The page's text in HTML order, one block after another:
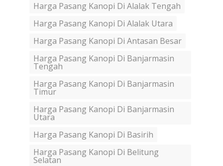
Harga Pasang Kanopi Di Alalak Tengah
Harga Pasang Kanopi Di Alalak Utara
Harga Pasang Kanopi Di Antasan Besar
Harga Pasang Kanopi Di Banjarmasin
Tengah
Harga Pasang Kanopi Di Banjarmasin
Timur
Harga Pasang Kanopi Di Banjarmasin
Utara
Harga Pasang Kanopi Di Basirih
Harga Pasang Kanopi Di Belitung
Selatan